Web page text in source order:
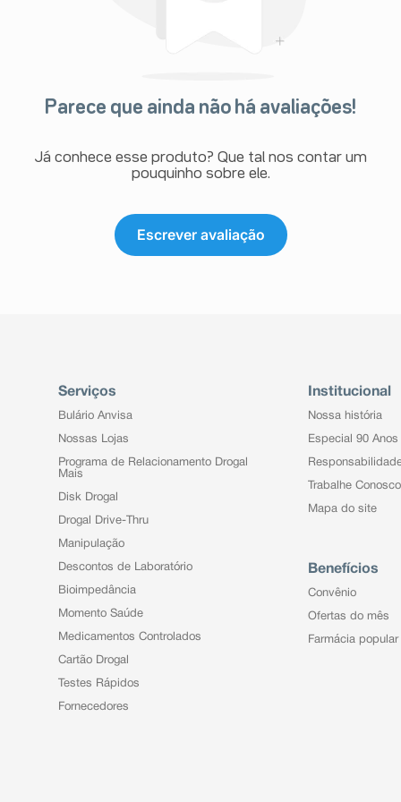
do fígado) e aumento da
(petéquias), eritema nodoso e
Johnson (reação grave de pele
e necrólise epidérmica tóxica
generalizada aguda
(artrite), aumento do tônus
tendões (tendinite), rupturas de
dos sintomas da miastenia
insuficiência renal
na urina.
alcalina no sangue.
Parece que ainda não há avaliações!
Já conhece esse produto? Que tal nos contar um
pouquinho sobre ele.
Escrever avaliação
Serviços
Bulário Anvisa
Nossas Lojas
Programa de Relacionamento Drogal
Mais
Disk Drogal
Drogal Drive-Thru
Manipulação
Descontos de Laboratório
Bioimpedância
Momento Saúde
Medicamentos Controlados
Cartão Drogal
Testes Rápidos
Fornecedores
Institucional
Nossa história
Especial 90 Anos
Trabalhe Conosco
Mapa do site
Benefícios
Convênio
Ofertas do mês
Farmácia popular